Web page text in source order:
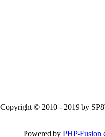
Copyright © 2010 - 2019 by
Powered by PHP-Fusion